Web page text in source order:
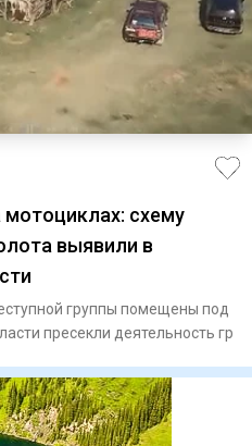
схему
выявили в
группы помещены под
пресекли деятельность гр